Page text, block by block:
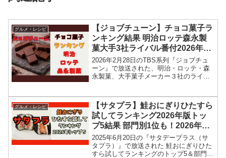
グルメ・レシピ
【ジョブチューン】チョコ菓子ラ
ンキング結果 明治ロッテ森永製
菓大手3社ライバル番付2026年2
月28日
2026年2月28日のTBS系列『ジョブチュ
ーン』で放送された、明治・ロッテ・森
永製菓、大手菓子メーカー３社のライバ
ンでは、明治・ロッテ・森永製菓の大手
菓子メーカー３...
グルメ・レシピ
【サタプラ】鮭おにぎりひたすら
試してランキング2026年版トッ
プ5結果 部門別1位も！2026年6
月20日
2025年6月20日の『サタデープラス（サ
タプラ）』で放送された 鮭おにぎりひた
すら試してランキングのトップ5＆部門別